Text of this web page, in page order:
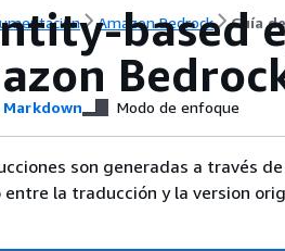
Amazon Bedrock Guía
based
Markdown Modo de enfoque
son generadas a través
la traducción y la version